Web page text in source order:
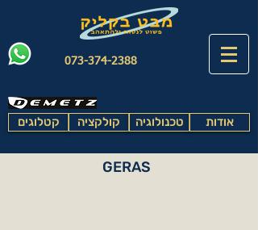
073-374-2388
קטלוגים קולקציה טכנולוגיה אודות
GERAS